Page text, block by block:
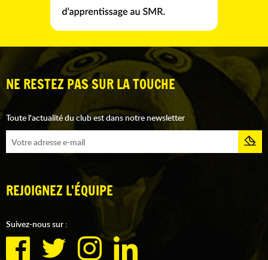
NE RESTEZ PAS SUR LA TOUCHE
Toute l'actualité du club est dans notre newsletter
REJOIGNEZ L'ÉQUIPE
Suivez-nous sur :